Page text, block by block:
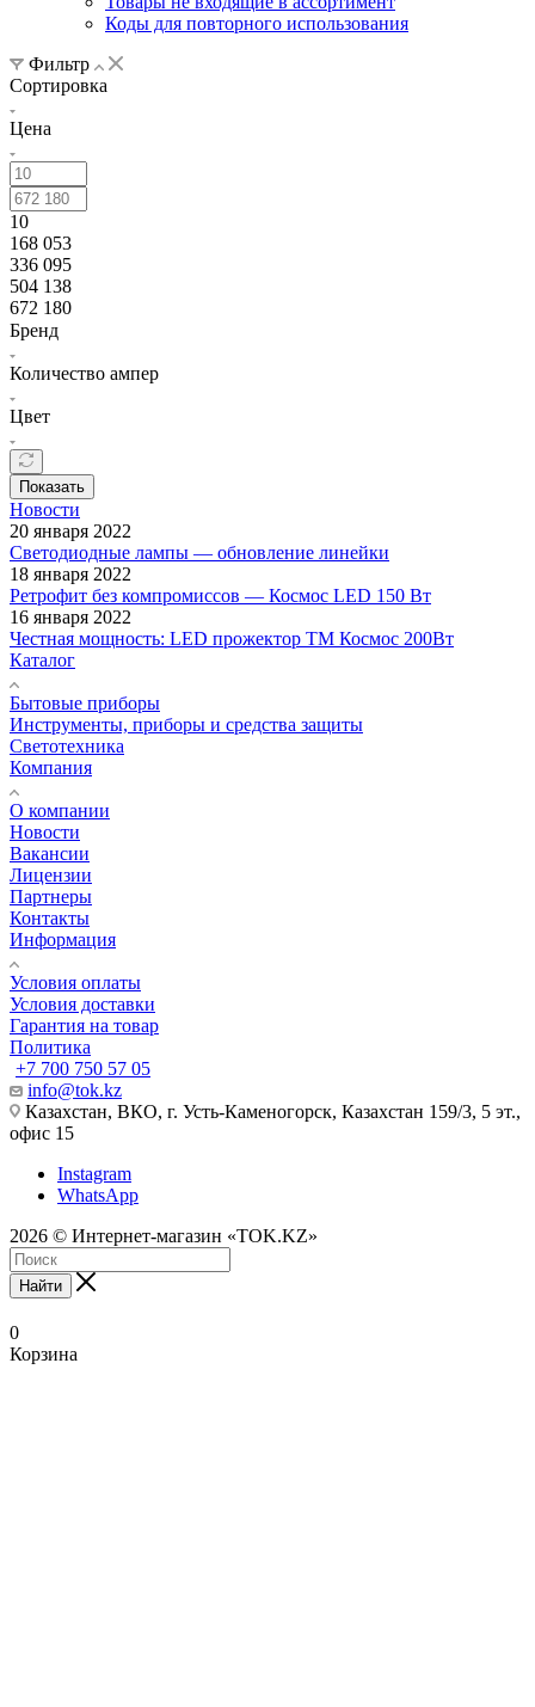
Коды для повторного использования
Фильтр
Сортировка
Цена
10
168 053
336 095
504 138
672 180
Бренд
Количество ампер
Цвет
Показать
Новости
20 января 2022
Светодиодные лампы — обновление линейки
18 января 2022
Ретрофит без компромиссов — Космос LED 150 Вт
16 января 2022
Честная мощность: LED прожектор ТМ Космос 200Вт
Каталог
Бытовые приборы
Инструменты, приборы и средства защиты
Светотехника
Компания
О компании
Новости
Вакансии
Лицензии
Партнеры
Контакты
Информация
Условия оплаты
Условия доставки
Гарантия на товар
Политика
+7 700 750 57 05
info@tok.kz
Казахстан, ВКО, г. Усть-Каменогорск, Казахстан 159/3, 5 эт.,
офис 15
Instagram
WhatsApp
2026 © Интернет-магазин «TOK.KZ»
Найти
0
Корзина